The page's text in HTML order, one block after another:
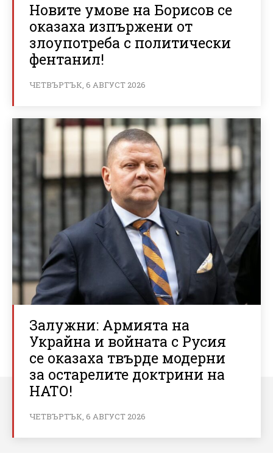
Новите умове на Борисов се
оказаха изпържени от
злоупотреба с политически
фентанил!
ЧЕТВЪРТЪК, 6 АВГУСТ 2026
Залужни: Армията на
Украйна и войната с Русия
се оказаха твърде модерни
за остарелите доктрини на
НАТО!
ЧЕТВЪРТЪК, 6 АВГУСТ 2026